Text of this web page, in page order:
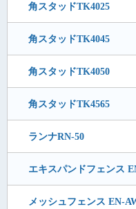
角スタッドTK4025
角スタッドTK4045
角スタッドTK4050
角スタッドTK4565
ランナRN-50
エキスパンドフェンス
メッシュフェンス EN-